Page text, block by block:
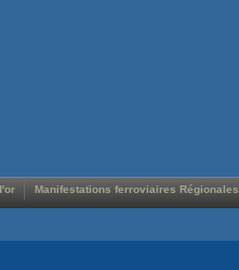
Manifestations ferroviaires Régionales